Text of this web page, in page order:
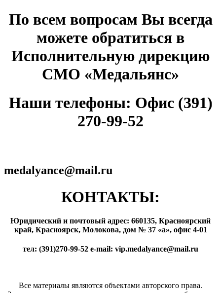
По всем вопросам Вы всегда
можете обратиться в
Исполнительную дирекцию
СМО «Медальянс»
Наши телефоны: Офис (391)
270-99-52
medalyance@mail.ru
КОНТАКТЫ:
Юридический и почтовый адрес: 660135, Красноярский
край, Красноярск, Молокова, дом № 37 «а», офис 4-01
тел: (391)270-99-52 e-mail: vip.medalyance@mail.ru
Все материалы являются объектами авторского права.